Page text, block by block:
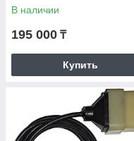
В наличии
195 000 ₸
Купить